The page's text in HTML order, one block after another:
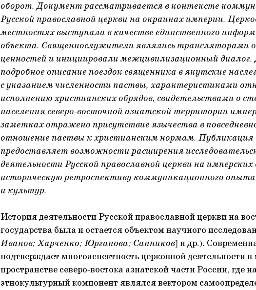
оборот. Документ рассматривается в контексте
Русской православной церкви на окраинах империи.
местностях выступала в качестве единственного
объекта. Священнослужители являлись трансляторами
ценностей и инициировали межцивилизационный
подробное описание поездок священника в якутские
с указанием численности паствы, характеристиками
исполнению христианских обрядов, свидетельствами о
населения северо-восточной азиатской территории
заметках отражено присутствие язычества в
отношение паствы к христианским нормам.
предоставляет возможности расширения
деятельности Русской православной церкви на
историческую ретроспективу коммуникационного
и культур.
История деятельности Русской православной церкви на
государства была и остается объектом научного
Иванов; Харченко; Юрганова; Санников] и др.).
подтверждает многоаспектность церковной деятельности
пространстве северо-востока азиатской части России, где
этнокультурный компонент являлся вектором